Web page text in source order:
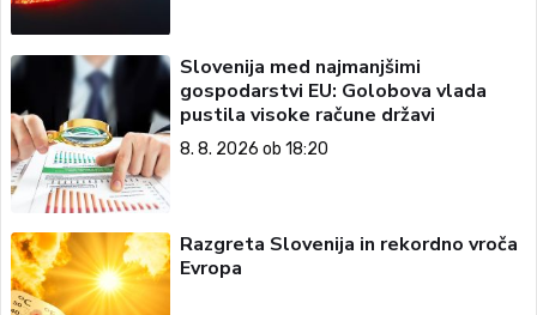
Slovenija med najmanjšimi
gospodarstvi EU: Golobova vlada
pustila visoke račune državi
8. 8. 2026 ob 18:20
Razgreta Slovenija in rekordno vroča
Evropa